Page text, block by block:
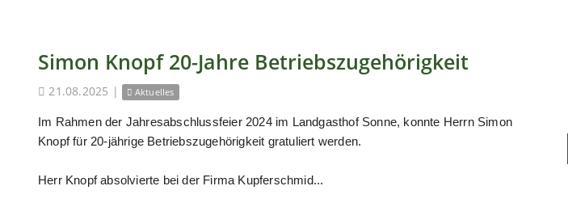
Simon Knopf 20-Jahre Betriebszugehörigkeit
21.08.2025 | Aktuelles
Im Rahmen der Jahresabschlussfeier 2024 im Landgasthof Sonne, konnte Herrn Simon
Knopf für 20-jährige Betriebszugehörigkeit gratuliert werden.
Herr Knopf absolvierte bei der Firma Kupferschmid...